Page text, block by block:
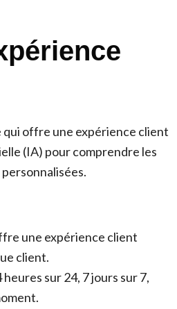
offre une expérience client
(IA) pour comprendre les
une expérience client
client.
sur 24, 7 jours sur 7,